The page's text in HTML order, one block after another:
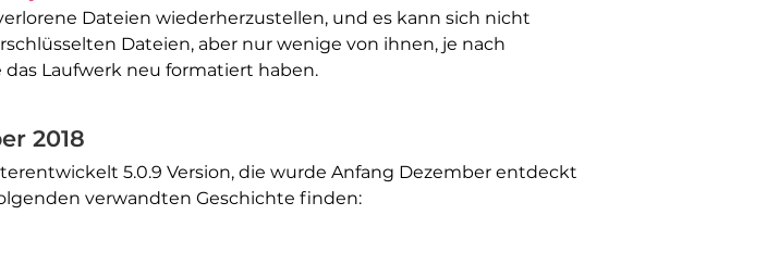
Dateien wiederherzustellen, und es kann sich nicht
Dateien, aber nur wenige von ihnen, je nach
das Laufwerk neu formatiert haben.
2018
5.0.9 Version, die wurde Anfang Dezember entdeckt
verwandten Geschichte finden: